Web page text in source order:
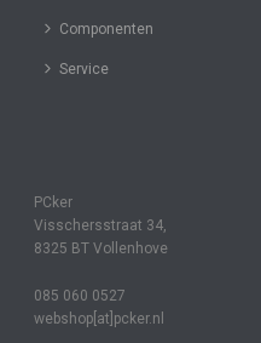
Componenten
Service
PCker
Visschersstraat 34,
8325 BT Vollenhove
085 060 0527
webshop[at]pcker.nl